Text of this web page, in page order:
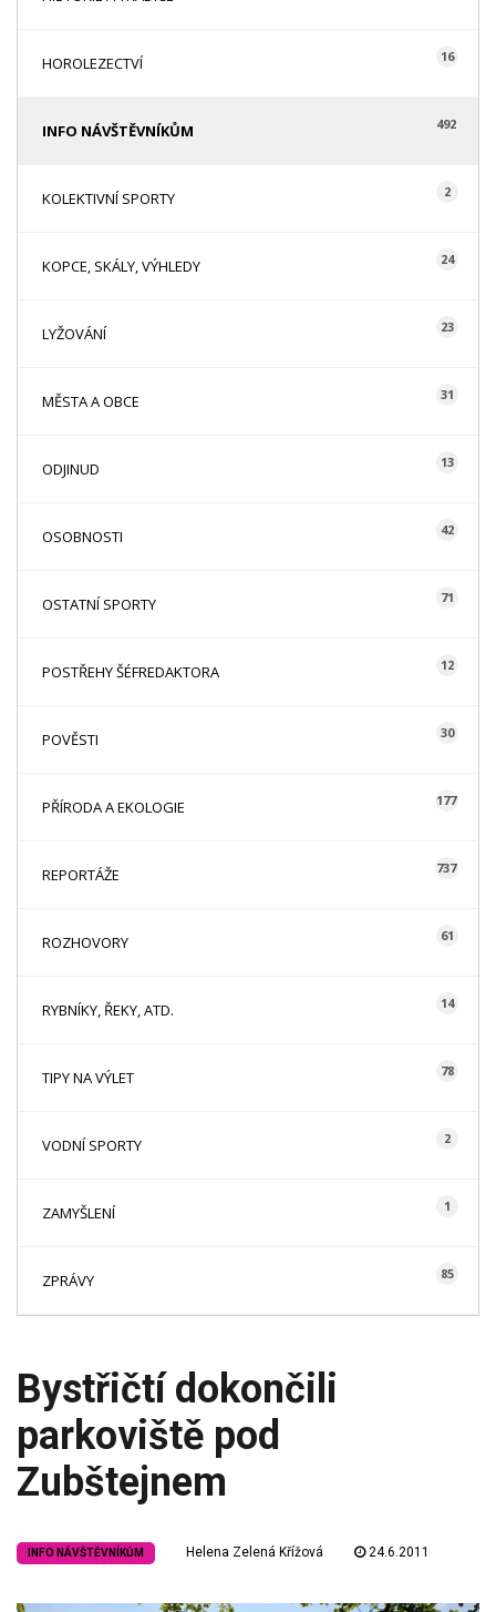
HOROLEZECTVÍ 16
INFO NÁVŠTĚVNÍKŮM 492
KOLEKTIVNÍ SPORTY 2
KOPCE, SKÁLY, VÝHLEDY 24
LYŽOVÁNÍ 23
MĚSTA A OBCE 31
ODJINUD 13
OSOBNOSTI 42
OSTATNÍ SPORTY 71
POSTŘEHY ŠÉFREDAKTORA 12
POVĚSTI 30
PŘÍRODA A EKOLOGIE 177
REPORTÁŽE 737
ROZHOVORY 61
RYBNÍKY, ŘEKY, ATD. 14
TIPY NA VÝLET 78
VODNÍ SPORTY 2
ZAMYŠLENÍ 1
ZPRÁVY 85
Bystřičtí dokončili
parkoviště pod
Zubštejnem
INFO NÁVŠTĚVNÍKŮM Helena Zelená Křížová 24.6.2011